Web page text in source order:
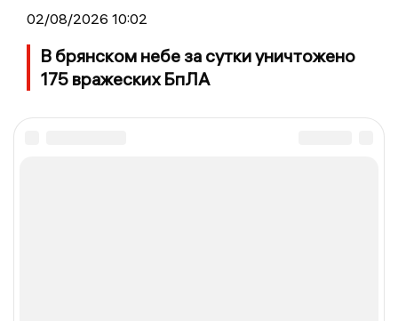
02/08/2026 10:02
В брянском небе за сутки уничтожено
175 вражеских БпЛА